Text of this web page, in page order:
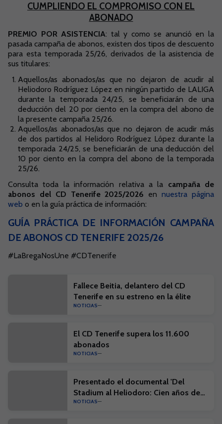
CUMPLIENDO EL COMPROMISO CON EL
ABONADO
PREMIO POR ASISTENCIA: tal y como se anunció en la
pasada campaña de abonos, existen dos tipos de descuento
para esta temporada 25/26, derivados de la asistencia de
sus titulares:
Aquellos/as abonados/as que no dejaron de acudir al
Heliodoro Rodríguez López en ningún partido de LALIGA
durante la temporada 24/25, se beneficiarán de una
deducción del 20 por ciento en la compra del abono de
la presente campaña 25/26.
Aquellos/as abonados/as que no dejaron de acudir más
de dos partidos al Helidoro Rodríguez López durante la
temporada 24/25, se beneficiarán de una deducción del
10 por ciento en la compra del abono de la temporada
25/26.
Consulta toda la información relativa a la campaña de
abonos del CD Tenerife 2025/2026 ennuestra página
web o en la guía práctica de información:
GUÍA PRÁCTICA DE INFORMACIÓN CAMPAÑA
DE ABONOS CD TENERIFE 2025/26
#LaBregaNosUne #CDTenerife
Fallece Beitia, delantero del CD
Tenerife en su estreno en la élite
NOTICIAS
El CD Tenerife supera los 11.600
abonados
NOTICIAS
Presentado el documental 'Del
Stadium al Heliodoro: Cien años de
historia'
NOTICIAS